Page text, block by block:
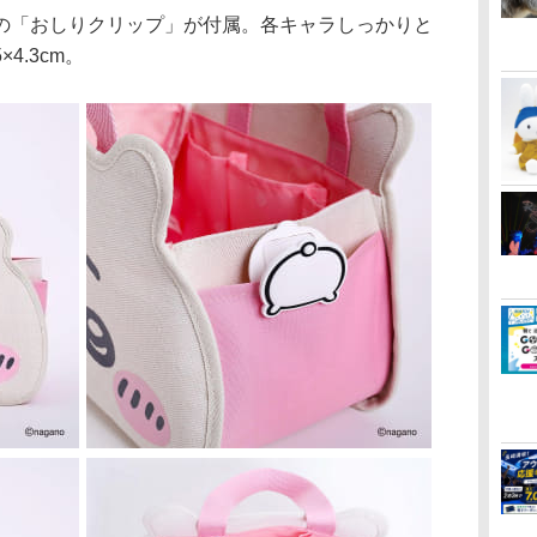
おしりクリップ」が付属。各キャラしっかりと
。